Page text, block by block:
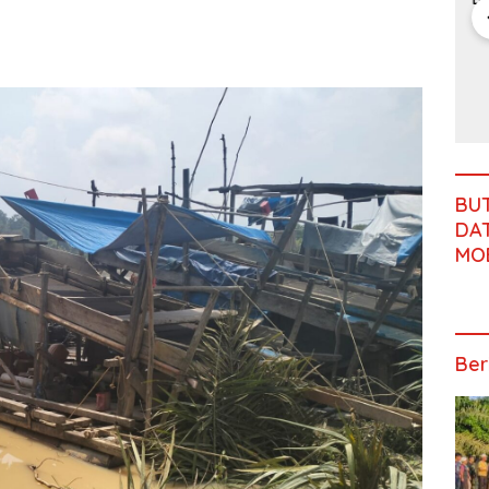
Alarm Masa
Bangsa
dan
Perlengkap
an Latihan
Desa Siap
Bergerak